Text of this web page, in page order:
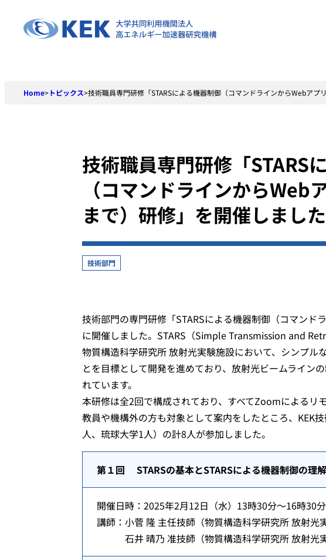
Home>トピックス>技術職員専門研修「STARSによる機器制御（コマンドラインからWebアプ
技術職員専門研修「STARS
（コマンドラインからWeb
まで）研修」を開催しました
技術部門
技術部門の専門研修「STARSによる機器制御（コマン
に開催しました。STARS（Simple Transmission and
物質構造科学研究所 放射光実験施設において、シンプ
とを目標として開発を進めており、放射光ビームライン
れています。
本研修は全2回で構成されており、すべてZoomによるリ
教員や機構外の方も対象として案内をしたところ、KEK
人、琉球大学1人）の計8人が参加しました。
第１回 STARSの基本とSTARSによる機器制御の理解
開催日時：2025年2月12日（水）13時30分～16時30分
講師：小菅 隆 主任技師（物質構造科学研究所 放射光
石井 晴乃 准技師（物質構造科学研究所 放射光実